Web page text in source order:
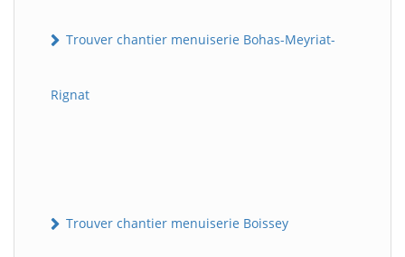
Trouver chantier menuiserie Bohas-Meyriat-
Rignat
Trouver chantier menuiserie Boissey